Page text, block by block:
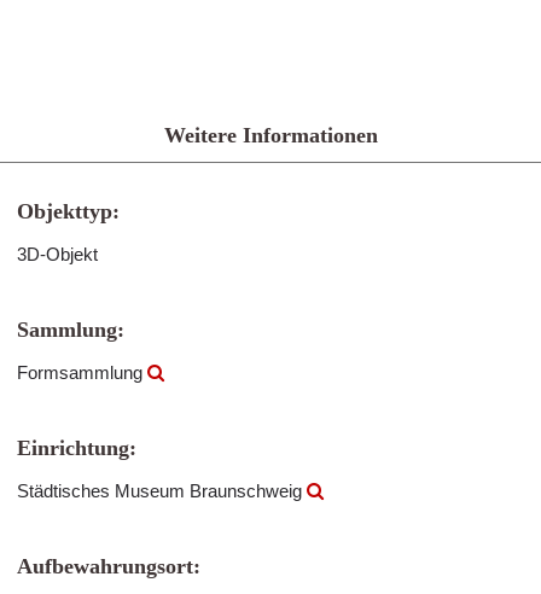
Weitere Informationen
Objekttyp:
3D-Objekt
Sammlung:
Formsammlung
Einrichtung:
Städtisches Museum Braunschweig
Aufbewahrungsort: